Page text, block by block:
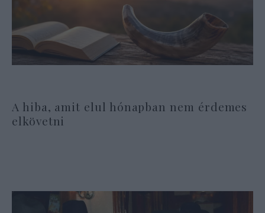
A hiba, amit elul hónapban nem érdemes
elkövetni